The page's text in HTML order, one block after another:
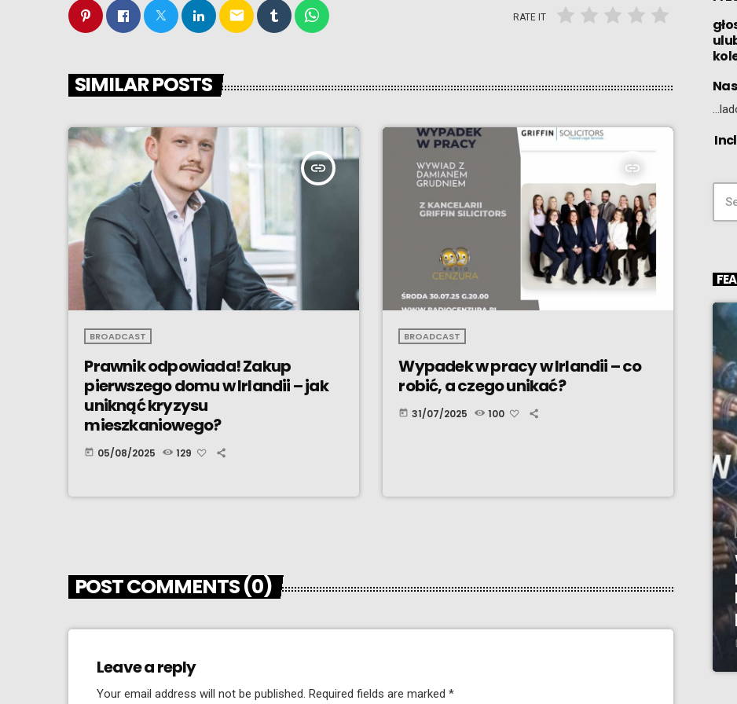
email RATE IT
SIMILAR POSTS
insert_link
BROADCAST
Prawnik odpowiada! Zakup
pierwszego domu w Irlandii – jak
uniknąć kryzysu
mieszkaniowego?
today 05/08/2025 129
insert_link
BROADCAST
Wypadek w pracy w Irlandii – co
robić, a czego unikać?
today 31/07/2025 100
POST COMMENTS (0)
Leave a reply
Your email address will not be published. Required fields are marked *